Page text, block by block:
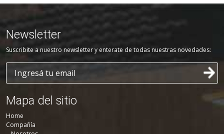
Newsletter
Suscribite a nuestro newsletter y enterate de todas nuestras novedades:
Mapa del sitio
Home
Compañía